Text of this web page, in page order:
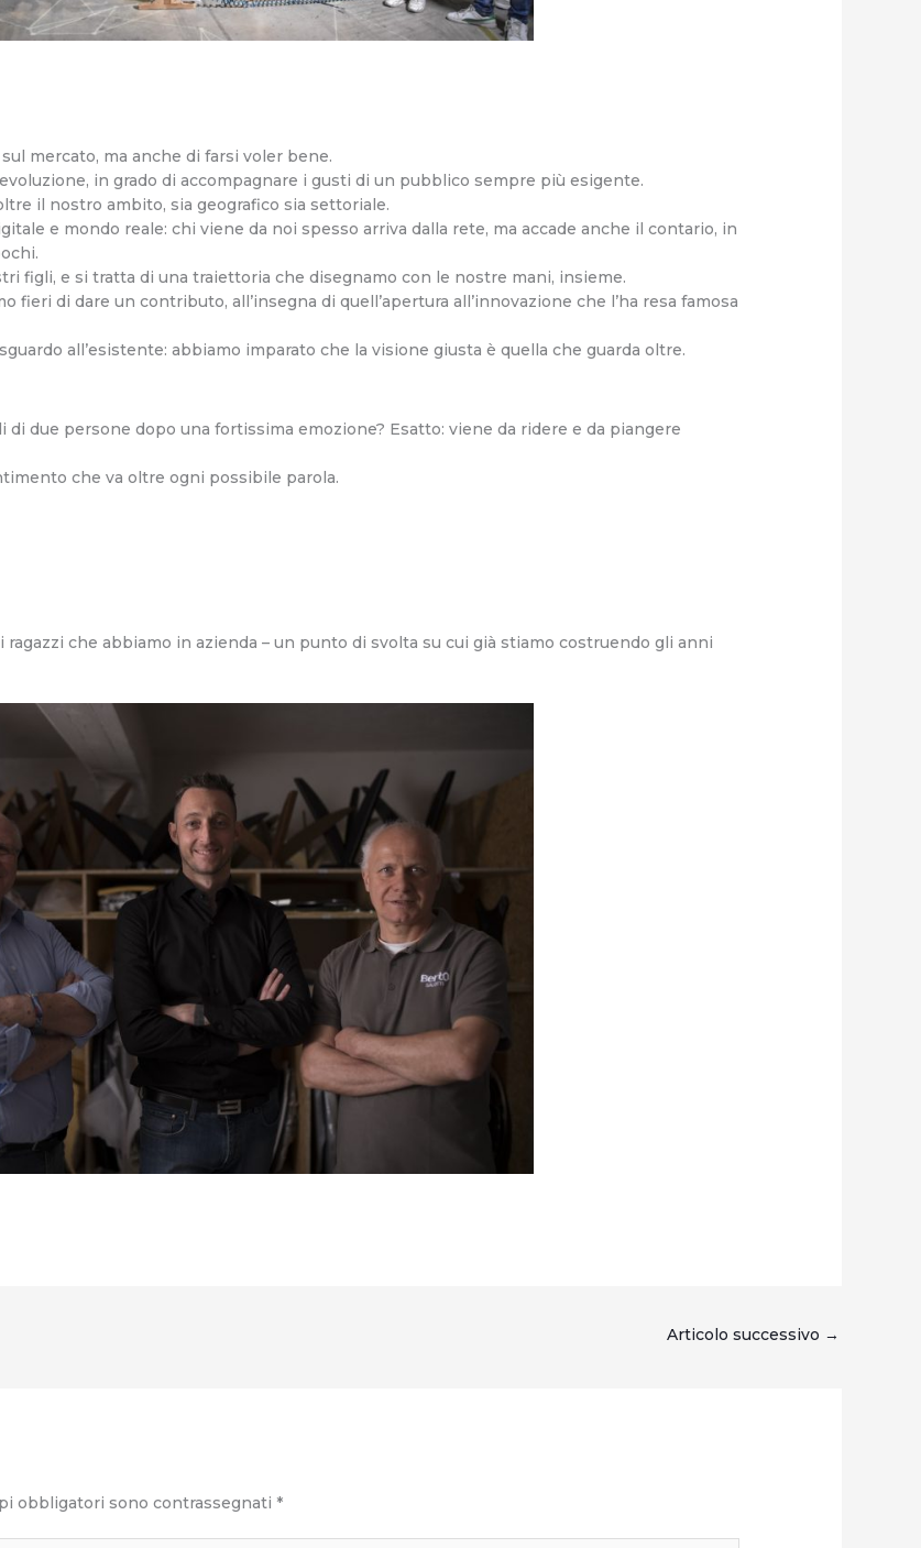
mercato, ma anche di farsi voler bene.
in grado di accompagnare i gusti di un pubblico sempre più esigente.
il nostro ambito, sia geografico sia settoriale.
e mondo reale: chi viene da noi spesso arriva dalla rete, ma accade anche il contario, in
figli, e si tratta di una traiettoria che disegnamo con le nostre mani, insieme.
fieri di dare un contributo, all’insegna di quell’apertura all’innovazione che l’ha resa famosa
all’esistente: abbiamo imparato che la visione giusta è quella che guarda oltre.
due persone dopo una fortissima emozione? Esatto: viene da ridere e da piangere
che va oltre ogni possibile parola.
che abbiamo in azienda – un punto di svolta su cui già stiamo costruendo gli anni
Articolo successivo →
obbligatori sono contrassegnati *